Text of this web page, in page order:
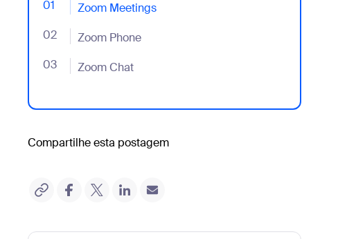
01 Zoom Meetings
- Jumplink to Zoom Meetings
02 Zoom Phone
- Jumplink to Zoom Phone
03 Zoom Chat
- Jumplink to Zoom Chat
Compartilhe esta postagem